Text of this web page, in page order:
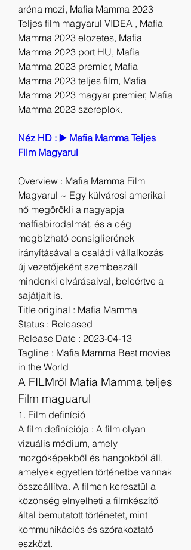
aréna mozi, Mafia Mamma 2023
Teljes film magyarul VIDEA , Mafia
Mamma 2023 elozetes, Mafia
Mamma 2023 port HU, Mafia
Mamma 2023 premier, Mafia
Mamma 2023 teljes film, Mafia
Mamma 2023 magyar premier, Mafia
Mamma 2023 szereplok.
Néz HD : ▶️ Mafia Mamma Teljes
Film Magyarul
Overview : Mafia Mamma Film
Magyarul ~ Egy külvárosi amerikai
nő megörökli a nagyapja
maffiabirodalmát, és a cég
megbízható consiglierének
irányításával a családi vállalkozás
új vezetőjeként szembeszáll
mindenki elvárásaival, beleértve a
sajátjait is.
Title original : Mafia Mamma
Status : Released
Release Date : 2023-04-13
Tagline : Mafia Mamma Best movies
in the World
A FILMről Mafia Mamma teljes
Film maguarul
1. Film definíció
A film definíciója : A film olyan
vizuális médium, amely
mozgóképekből és hangokból áll,
amelyek egyetlen történetbe vannak
összeállítva. A filmen keresztül a
közönség elnyelheti a filmkészítő
által bemutatott történetet, mint
kommunikációs és szórakoztató
eszközt.